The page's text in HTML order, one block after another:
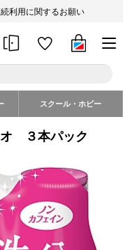
利用に関するお願い
スクール・ホビー
オ ３本パック